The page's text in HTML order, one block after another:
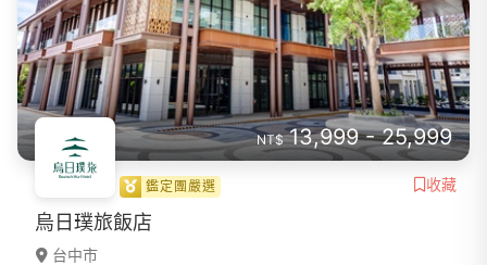
NT$ 13,999 - 25,999
鑑定團嚴選 收藏
烏日璞旅飯店
台中市